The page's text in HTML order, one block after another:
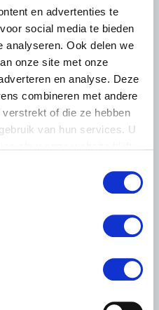
en advertenties te
social media te bieden
analyseren. Ook delen we
onze site met onze
en analyse. Deze
combineren met andere
of die ze hebben
van hun services. U
Brussel, maak